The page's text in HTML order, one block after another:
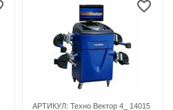
АРТИКУЛ: Техно Вектор 4_ 14015